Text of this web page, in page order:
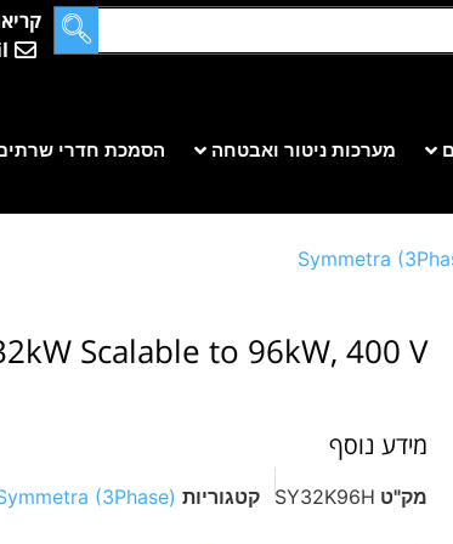
מערכות ניטור ואבטחה הסמכת חדרי
Symmetra
Scalable to 96kW, 400 V
מידע נוסף
מק"ט SY32K96H קטגוריות (3Phase)